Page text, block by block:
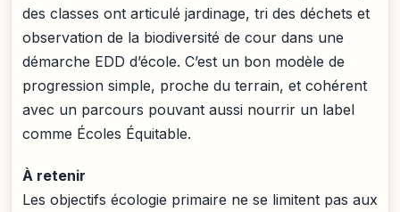
des classes ont articulé jardinage, tri des déchets et
observation de la biodiversité de cour dans une
démarche EDD d’école. C’est un bon modèle de
progression simple, proche du terrain, et cohérent
avec un parcours pouvant aussi nourrir un label
comme Écoles Équitable.
À retenir
Les objectifs écologie primaire ne se limitent pas aux